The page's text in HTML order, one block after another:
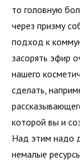
то головную
через призму
подход к
засорять эфир
нашего
сделать,
которой вы и
Над этим надо
немалые